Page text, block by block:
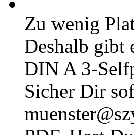
Zu wenig
Deshalb gibt
DIN A 3-
Sicher Dir